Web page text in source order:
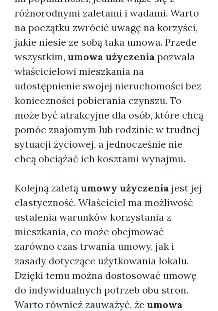
różnorodnymi zaletami i wadami. Warto
na początku zwrócić uwagę na korzyści,
jakie niesie ze sobą taka umowa. Przede
wszystkim, umowa użyczenia pozwala
właścicielowi mieszkania na
udostępnienie swojej nieruchomości bez
konieczności pobierania czynszu. To
może być atrakcyjne dla osób, które chcą
pomóc znajomym lub rodzinie w trudnej
sytuacji życiowej, a jednocześnie nie
chcą obciążać ich kosztami wynajmu.
Kolejną zaletą umowy użyczenia jest jej
elastyczność. Właściciel ma możliwość
ustalenia warunków korzystania z
mieszkania, co może obejmować
zarówno czas trwania umowy, jak i
zasady dotyczące użytkowania lokalu.
Dzięki temu można dostosować umowę
do indywidualnych potrzeb obu stron.
Warto również zauważyć, że umowa